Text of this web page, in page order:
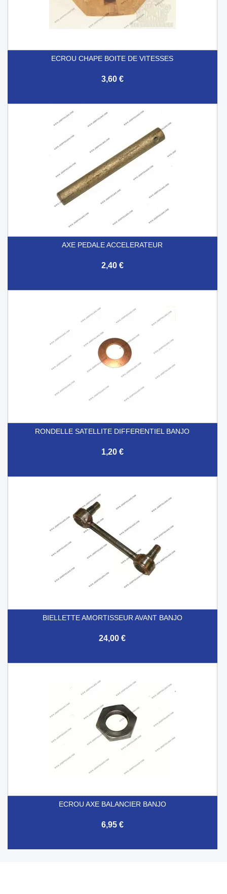
ECROU CHAPE BOITE DE VITESSES
3,60 €
AXE PEDALE ACCELERATEUR
2,40 €
RONDELLE SATELLITE DIFFERENTIEL BANJO
1,20 €
BIELLETTE AMORTISSEUR AVANT BANJO
24,00 €
ECROU AXE BALANCIER BANJO
6,95 €